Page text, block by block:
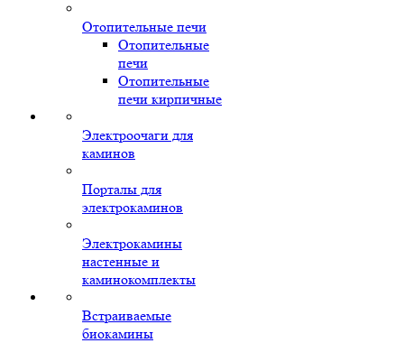
Отопительные печи
Отопительные
печи
Отопительные
печи кирпичные
Электроочаги для
каминов
Порталы для
электрокаминов
Электрокамины
настенные и
каминокомплекты
Встраиваемые
биокамины